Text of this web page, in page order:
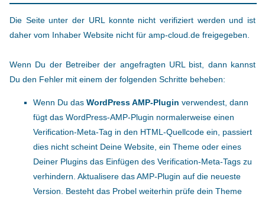
Die Seite unter der URL konnte nicht verifiziert werden und ist
daher vom Inhaber Website nicht für amp-cloud.de freigegeben.
Wenn Du der Betreiber der angefragten URL bist, dann kannst
Du den Fehler mit einem der folgenden Schritte beheben:
Wenn Du das WordPress AMP-Plugin verwendest, dann
fügt das WordPress-AMP-Plugin normalerweise einen
Verification-Meta-Tag in den HTML-Quellcode ein, passiert
dies nicht scheint Deine Website, ein Theme oder eines
Deiner Plugins das Einfügen des Verification-Meta-Tags zu
verhindern. Aktualisere das AMP-Plugin auf die neueste
Version. Besteht das Probel weiterhin prüfe dein Theme